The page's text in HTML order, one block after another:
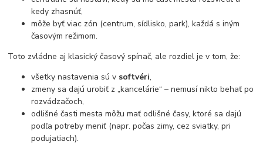
kedy zhasnúť,
môže byť viac zón (centrum, sídlisko, park), každá s iným
časovým režimom.
Toto zvládne aj klasický časový spínač, ale rozdiel je v tom, že:
všetky nastavenia sú v softvéri,
zmeny sa dajú urobiť z „kancelárie“ – nemusí nikto behať po
rozvádzačoch,
odlišné časti mesta môžu mať odlišné časy, ktoré sa dajú
podľa potreby meniť (napr. počas zimy, cez sviatky, pri
podujatiach).